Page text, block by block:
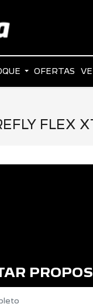
OFERTAS
FLEX